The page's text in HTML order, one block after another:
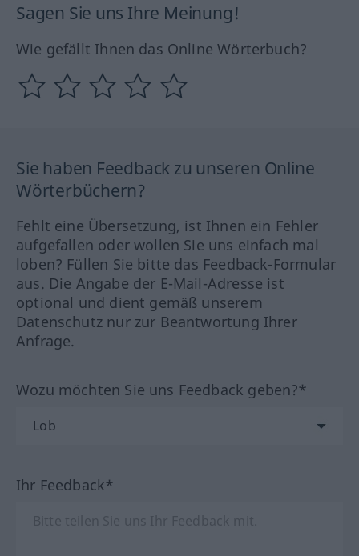
Sagen Sie uns Ihre Meinung!
Wie gefällt Ihnen das Online Wörterbuch?
Sie haben Feedback zu unseren Online
Wörterbüchern?
Fehlt eine Übersetzung, ist Ihnen ein Fehler
aufgefallen oder wollen Sie uns einfach mal
loben? Füllen Sie bitte das Feedback-Formular
aus. Die Angabe der E-Mail-Adresse ist
optional und dient gemäß unserem
Datenschutz nur zur Beantwortung Ihrer
Anfrage.
Wozu möchten Sie uns Feedback geben?*
Ihr Feedback*